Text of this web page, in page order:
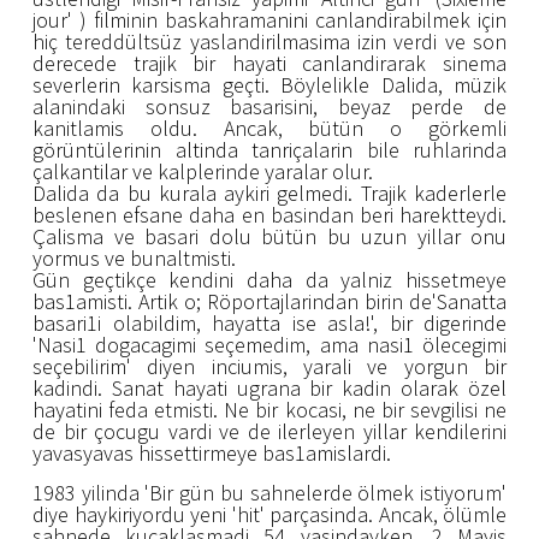
jour' ) filminin baskahramanini canlandirabilmek için
hiç tereddültsüz yaslandirilmasima izin verdi ve son
derecede trajik bir hayati canlandirarak sinema
severlerin karsisma geçti. Böylelikle Dalida, müzik
alanindaki sonsuz basarisini, beyaz perde de
kanitlamis oldu. Ancak, bütün o görkemli
görüntülerinin altinda tanriçalarin bile ruhlarinda
çalkantilar ve kalplerinde yaralar olur.
Dalida da bu kurala aykiri gelmedi. Trajik kaderlerle
beslenen efsane daha en basindan beri harektteydi.
Çalisma ve basari dolu bütün bu uzun yillar onu
yormus ve bunaltmisti.
Gün geçtikçe kendini daha da yalniz hissetmeye
bas1amisti. Artik o; Röportajlarindan birin de'Sanatta
basari1i olabildim, hayatta ise asla!', bir digerinde
'Nasi1 dogacagimi seçemedim, ama nasi1 ölecegimi
seçebilirim' diyen inciumis, yarali ve yorgun bir
kadindi. Sanat hayati ugrana bir kadin olarak özel
hayatini feda etmisti. Ne bir kocasi, ne bir sevgilisi ne
de bir çocugu vardi ve de ilerleyen yillar kendilerini
yavasyavas hissettirmeye bas1amislardi.
1983 yilinda 'Bir gün bu sahnelerde ölmek istiyorum'
diye haykiriyordu yeni 'hit' parçasinda. Ancak, ölümle